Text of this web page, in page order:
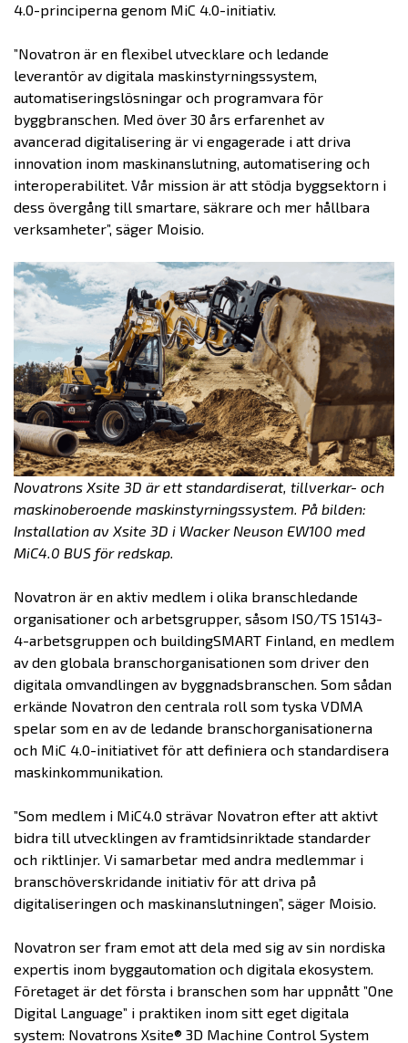
4.0-principerna genom MiC 4.0-initiativ.
”Novatron är en flexibel utvecklare och ledande
leverantör av digitala maskinstyrningssystem,
automatiseringslösningar och programvara för
byggbranschen. Med över 30 års erfarenhet av
avancerad digitalisering är vi engagerade i att driva
innovation inom maskinanslutning, automatisering och
interoperabilitet. Vår mission är att stödja byggsektorn i
dess övergång till smartare, säkrare och mer hållbara
verksamheter”, säger Moisio.
Novatrons Xsite 3D är ett standardiserat, tillverkar- och
maskinoberoende maskinstyrningssystem. På bilden:
Installation av Xsite 3D i Wacker Neuson EW100 med
MiC4.0 BUS för redskap.
Novatron är en aktiv medlem i olika branschledande
organisationer och arbetsgrupper, såsom ISO/TS 15143-
4-arbetsgruppen och buildingSMART Finland, en medlem
av den globala branschorganisationen som driver den
digitala omvandlingen av byggnadsbranschen. Som sådan
erkände Novatron den centrala roll som tyska VDMA
spelar som en av de ledande branschorganisationerna
och MiC 4.0-initiativet för att definiera och standardisera
maskinkommunikation.
”Som medlem i MiC4.0 strävar Novatron efter att aktivt
bidra till utvecklingen av framtidsinriktade standarder
och riktlinjer. Vi samarbetar med andra medlemmar i
branschöverskridande initiativ för att driva på
digitaliseringen och maskinanslutningen”, säger Moisio.
Novatron ser fram emot att dela med sig av sin nordiska
expertis inom byggautomation och digitala ekosystem.
Företaget är det första i branschen som har uppnått ”One
Digital Language” i praktiken inom sitt eget digitala
system: Novatrons Xsite® 3D Machine Control System